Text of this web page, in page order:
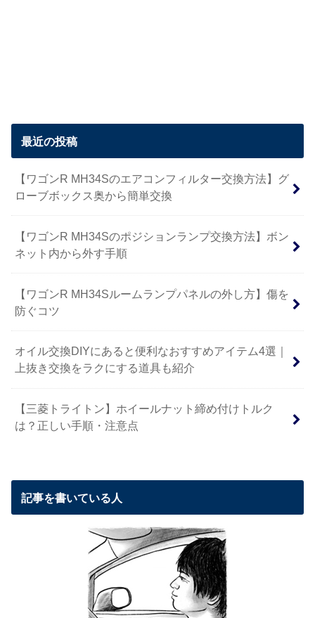
最近の投稿
【ワゴンR MH34Sのエアコンフィルター交換方法】グ
ローブボックス奥から簡単交換
【ワゴンR MH34Sのポジションランプ交換方法】ボン
ネット内から外す手順
【ワゴンR MH34Sルームランプパネルの外し方】傷を
防ぐコツ
オイル交換DIYにあると便利なおすすめアイテム4選｜
上抜き交換をラクにする道具も紹介
【三菱トライトン】ホイールナット締め付けトルク
は？正しい手順・注意点
記事を書いている人